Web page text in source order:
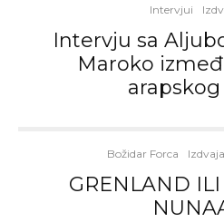
Intervjui
Intervju sa
Maroko
Božidar Forca
GRENLAND